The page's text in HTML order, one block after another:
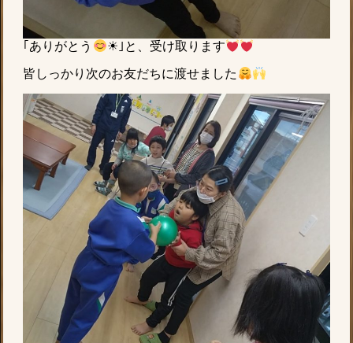
｢ありがとう ☀｣と、受け取ります
皆しっかり次のお友だちに渡せました